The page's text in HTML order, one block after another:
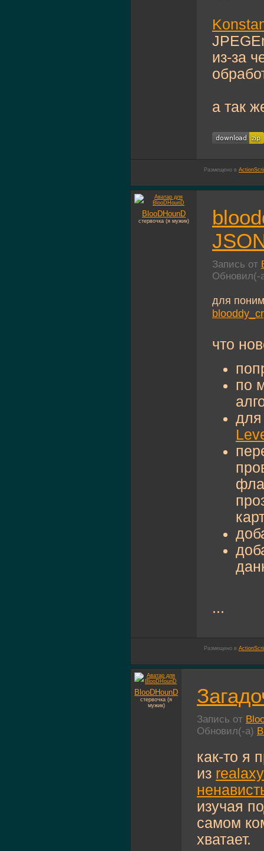
из-за
а так
Размещено в
BlooDHounD
стервочка (я мужик)
Запись от
для
что
по
...
Размещено в
BlooDHounD
стервочка (я
мужик)
Запись от
Обновил(-а)
как-то я
из realaxy
изучая
самом
хватает.